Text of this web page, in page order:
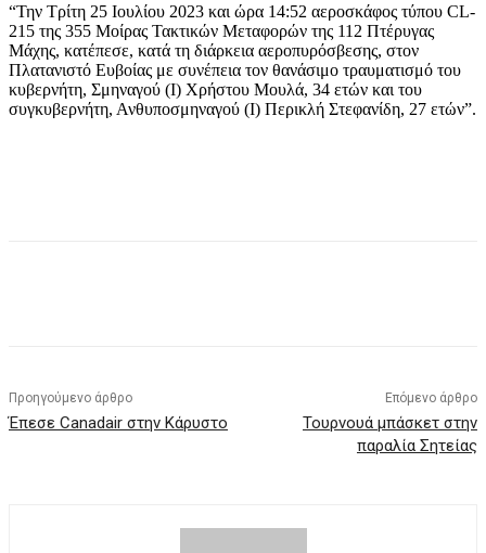
“Την Τρίτη 25 Ιουλίου 2023 και ώρα 14:52 αεροσκάφος τύπου CL-
215 της 355 Μοίρας Τακτικών Μεταφορών της 112 Πτέρυγας
Μάχης, κατέπεσε, κατά τη διάρκεια αεροπυρόσβεσης, στον
Πλατανιστό Ευβοίας με συνέπεια τον θανάσιμο τραυματισμό του
κυβερνήτη, Σμηναγού (Ι) Χρήστου Μουλά, 34 ετών και του
συγκυβερνήτη, Ανθυποσμηναγού (Ι) Περικλή Στεφανίδη, 27 ετών”.
Προηγούμενο άρθρο
Έπεσε Canadair στην Κάρυστο
Επόμενο άρθρο
Τουρνουά μπάσκετ στην
παραλία Σητείας